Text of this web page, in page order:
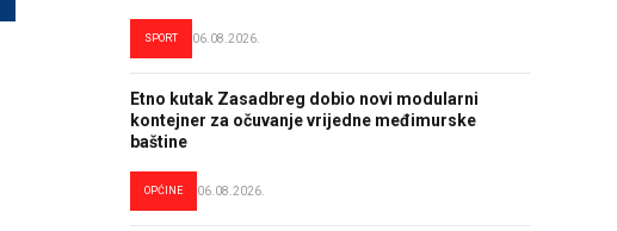
SPORT 06.08.2026.
Etno kutak Zasadbreg dobio novi modularni
kontejner za očuvanje vrijedne međimurske
baštine
OPĆINE 06.08.2026.